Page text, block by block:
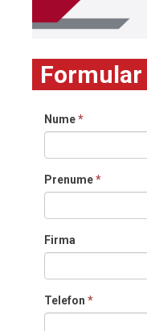
Nume*
Prenume*
Firma
Telefon *